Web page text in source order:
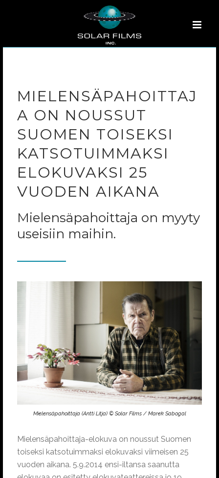
MIELENSÄPAHOITTAJ
A ON NOUSSUT
SUOMEN TOISEKSI
KATSOTUIMMAKSI
ELOKUVAKSI 25
VUODEN AIKANA
Mielensäpahoittaja on myyty
useisiin maihin.
Mielensäpahoittaja (Antti Litja) © Solar Films / Marek Sabogal
Mielensäpahoittaja-elokuva on noussut Suomen
toiseksi katsotuimmaksi elokuvaksi viimeisen 25
vuoden aikana. 5.9.2014 ensi-iltansa saanutta